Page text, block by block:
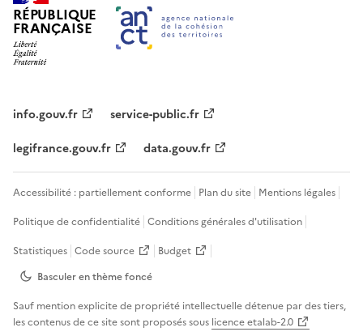
RÉPUBLIQUE
FRANÇAISE
info.gouv.fr
service-public.fr
legifrance.gouv.fr
data.gouv.fr
Accessibilité : partiellement conforme Plan du site Mentions légales
Politique de confidentialité Conditions générales d'utilisation
Statistiques Code source
Budget
Basculer en thèmefoncé
Sauf mention explicite de propriété intellectuelle détenue par des tiers,
les contenus de ce site sont proposés sous licence etalab-2.0